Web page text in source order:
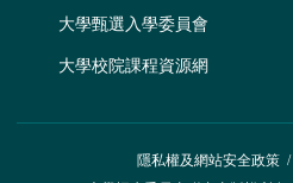
大學甄選入學委員會
大學校院課程資源網
隱私權及網站安全政策/